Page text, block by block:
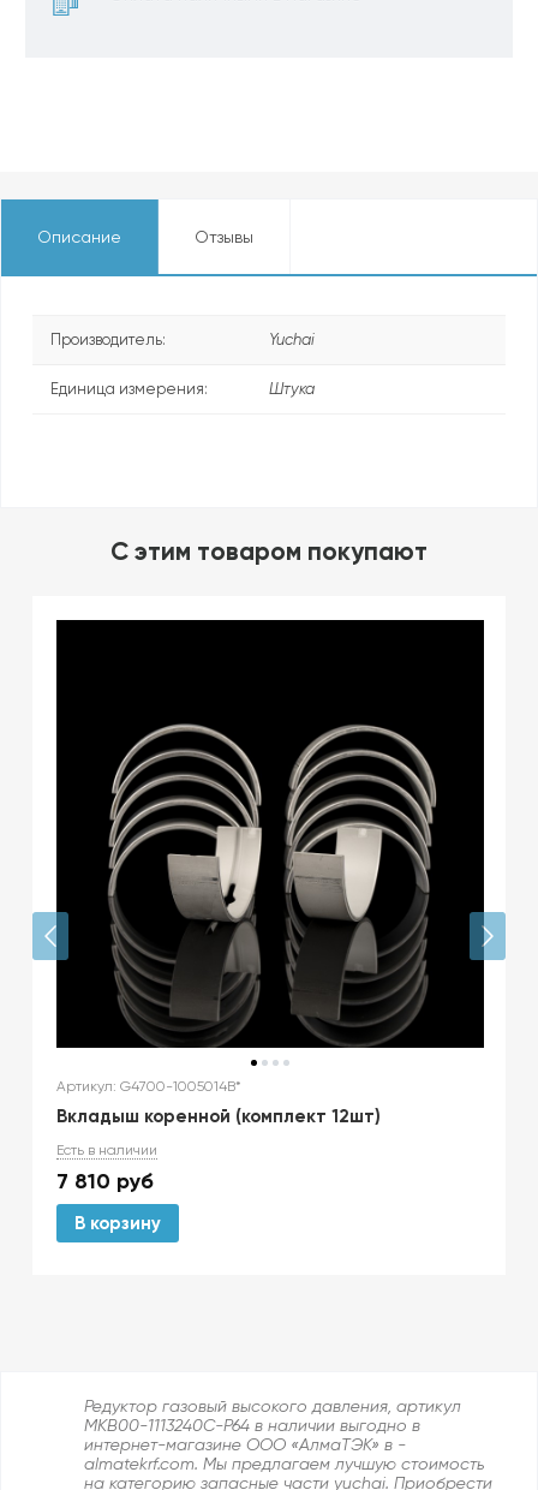
Описание Отзывы
Производитель: Yuchai
Единица измерения: Штука
C этим товаром покупают
Артикул: G4700-1005014B*
Вкладыш коренной (комплект 12шт)
Есть в наличии
7 810 руб
В корзину
Редуктор газовый высокого давления, артикул
MKB00-1113240C-P64 в наличии выгодно в
интернет-магазине ООО «АлмаТЭК» в -
almatekrf.com. Мы предлагаем лучшую стоимость
на категорию запасные части yuchai. Приобрести